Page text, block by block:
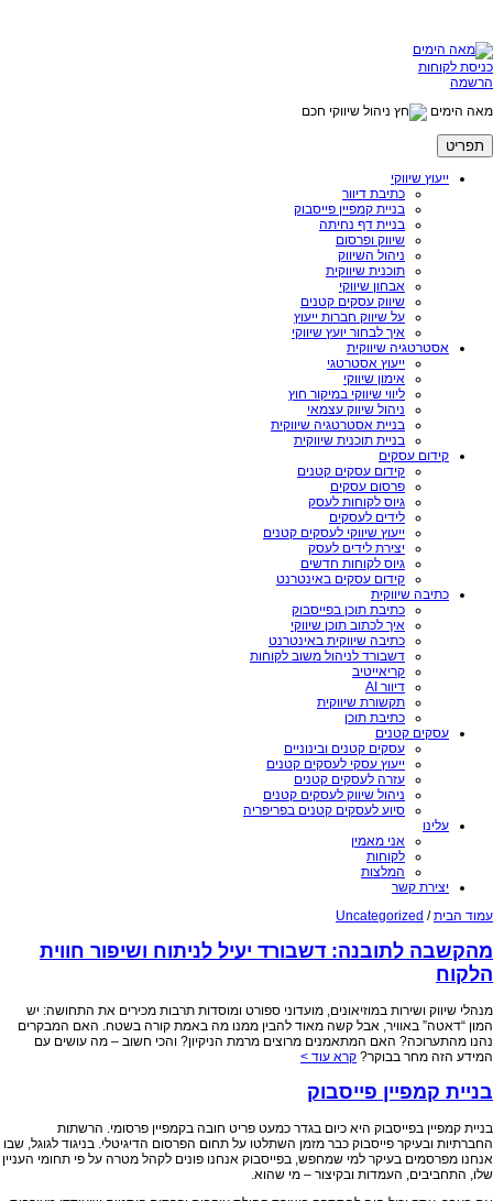
כניסת לקוחות
הרשמה
מאה הימים
ניהול שיווקי חכם
תפריט
ייעוץ שיווקי
כתיבת דיוור
בניית קמפיין פייסבוק
בניית דף נחיתה
שיווק ופרסום
ניהול השיווק
תוכנית שיווקית
אבחון שיווקי
שיווק עסקים קטנים
על שיווק חברות ייעוץ
איך לבחור יועץ שיווקי
אסטרטגיה שיווקית
ייעוץ אסטרטגי
אימון שיווקי
ליווי שיווקי במיקור חוץ
ניהול שיווק עצמאי
בניית אסטרטגיה שיווקית
בניית תוכנית שיווקית
קידום עסקים
קידום עסקים קטנים
פרסום עסקים
גיוס לקוחות לעסק
לידים לעסקים
ייעוץ שיווקי לעסקים קטנים
יצירת לידים לעסק
גיוס לקוחות חדשים
קידום עסקים באינטרנט
כתיבה שיווקית
כתיבת תוכן בפייסבוק
איך לכתוב תוכן שיווקי
כתיבה שיווקית באינטרנט
דשבורד לניהול משוב לקוחות
קריאייטיב
דיוור AI
תקשורת שיווקית
כתיבת תוכן
עסקים קטנים
עסקים קטנים ובינוניים
ייעוץ עסקי לעסקים קטנים
עזרה לעסקים קטנים
ניהול שיווק לעסקים קטנים
סיוע לעסקים קטנים בפריפריה
עלינו
אני מאמין
לקוחות
המלצות
יצירת קשר
עמוד הבית/
Uncategorized
מהקשבה לתובנה: דשבורד יעיל לניתוח ושיפור חווית
הלקוח
מנהלי שיווק ושירות במוזיאונים, מועדוני ספורט ומוסדות תרבות מכירים את התחושה: יש
המון “דאטה” באוויר, אבל קשה מאוד להבין ממנו מה באמת קורה בשטח. האם המבקרים
נהנו מהתערוכה? האם המתאמנים מרוצים מרמת הניקיון? והכי חשוב – מה עושים עם
המידע הזה מחר בבוקר? קרא עוד >
בניית קמפיין פייסבוק
בניית קמפיין בפייסבוק היא כיום בגדר כמעט פריט חובה בקמפיין פרסומי. הרשתות
החברתיות ובעיקר פייסבוק כבר מזמן השתלטו על תחום הפרסום הדיגיטלי. בניגוד לגוגל, שבו
אנחנו מפרסמים בעיקר למי שמחפש, בפייסבוק אנחנו פונים לקהל מטרה על פי תחומי העניין
שלו, התחביבים, העמדות ובקיצור – מי שהוא.